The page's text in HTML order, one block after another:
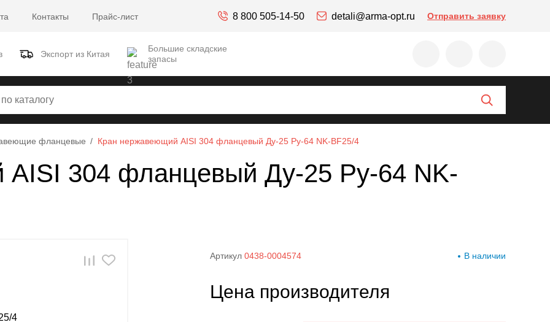
Контакты Прайс-лист 8 800 505-14-50 detali@arma-opt.ru Отправить заявку
Экспорт из Китая
Большие складские
запасы
фланцевые Кран нержавеющий AISI 304 фланцевый Ду-25 Ру-64 NK-BF25/4
304 фланцевый Ду-25 Ру-64 NK-
Артикул 0438-0004574 В наличии
Цена производителя